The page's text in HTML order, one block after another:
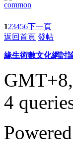
123456下一頁
返回首頁 發帖
緣生術數文化網討
4